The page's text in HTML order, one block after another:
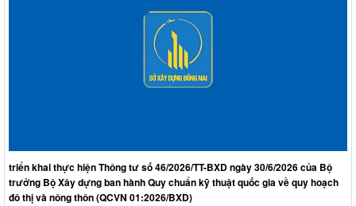
triển khai thực hiện Thông tư số 46/2026/TT-BXD ngày 30/6/2026 của Bộ
trưởng Bộ Xây dựng ban hành Quy chuẩn kỹ thuật quốc gia về quy hoạch
đô thị và nông thôn (QCVN 01:2026/BXD)